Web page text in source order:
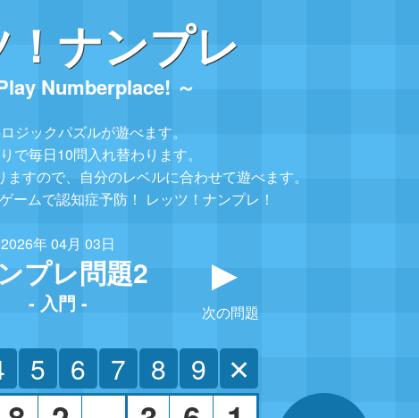
！ナンプレ
Numberplace! ～
ジックパズルが遊べます。
で毎日10問入れ替わります。
すので、 自分のレベルに合わせて遊べます。
ームで認知症予防！ レッツ！ナンプレ！
2026年 04月 03日
プレ問題2
- 入門 -
▲
次の問題
5 6 7 8 9 ✕